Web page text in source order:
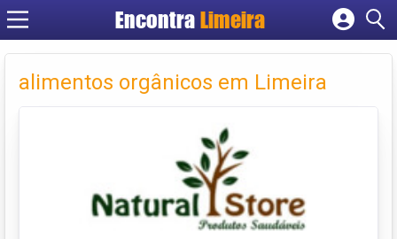
Encontra Limeira
Cadastrar empresa
Criar conta
alimentos orgânicos em Limeira